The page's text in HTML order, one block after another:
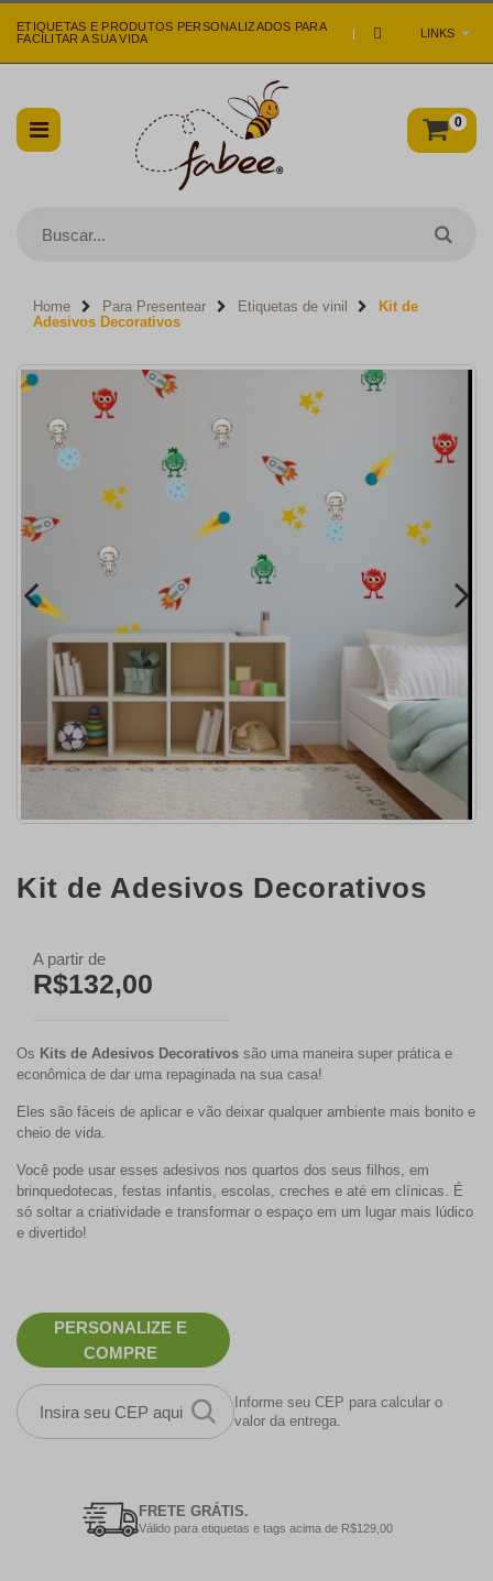
LINKS
ETIQUETAS E PRODUTOS PERSONALIZADOS PARA
FACILITAR A SUA VIDA
|
0
Home Para Presentear Etiquetas de vinil
Kit de
Adesivos Decorativos
Kit de Adesivos Decorativos
A partir de
R$132,00
Os Kits de Adesivos Decorativos são uma maneira super prática e
econômica de dar uma repaginada na sua casa!
Eles são fáceis de aplicar e vão deixar qualquer ambiente mais bonito e
cheio de vida.
Você pode usar esses adesivos nos quartos dos seus filhos, em
brinquedotecas, festas infantis, escolas, creches e até em clínicas. É
só soltar a criatividade e transformar o espaço em um lugar mais lúdico
e divertido!
PERSONALIZE E
COMPRE
Informe seu CEP para calcular o
valor da entrega.
FRETE GRÁTIS.
Válido para etiquetas e tags acima de R$129,00